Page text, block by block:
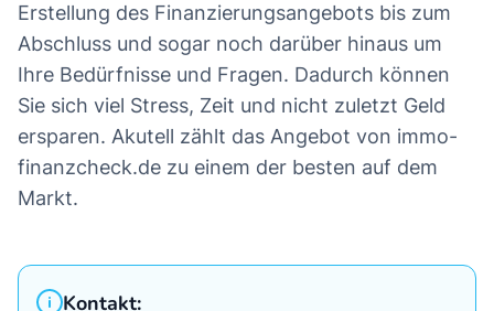
Erstellung des Finanzierungsangebots bis zum
Abschluss und sogar noch darüber hinaus um
Ihre Bedürfnisse und Fragen. Dadurch können
Sie sich viel Stress, Zeit und nicht zuletzt Geld
ersparen. Akutell zählt das Angebot von immo-
finanzcheck.de zu einem der besten auf dem
Markt.
Kontakt: